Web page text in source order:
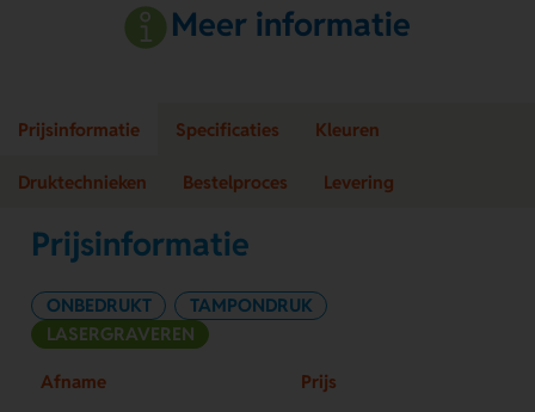
Meer informatie
Prijsinformatie Specificaties Kleuren
Druktechnieken Bestelproces Levering
Prijsinformatie
ONBEDRUKT
TAMPONDRUK
LASERGRAVEREN
Afname Prijs